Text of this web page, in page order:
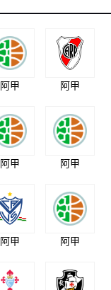
阿甲 阿甲
阿甲 阿甲
阿甲 阿甲